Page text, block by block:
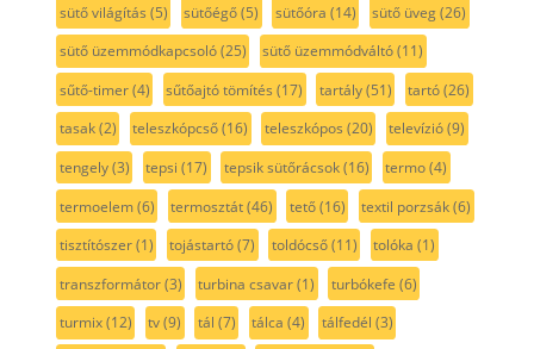
sütő világítás (5) sütőégő(5) sütőóra (14) sütő üveg(26)
sütő üzemmódkapcsoló(25) sütő üzemmódváltó(11)
sűtő-timer(4) sűtőajtó tömítés (17) tartály(51) tartó(26)
tasak(2) teleszkópcső(16) teleszkópos (20) televízió(9)
tengely(3) tepsi (17) tepsik sütőrácsok(16) termo(4)
termoelem(6) termosztát(46) tető(16) textil porzsák(6)
tisztítószer(1) tojástartó(7) toldócső(11) tolóka (1)
transzformátor(3) turbina csavar(1) turbókefe (6)
turmix(12) tv(9) tál (7) tálca (4) tálfedél (3)